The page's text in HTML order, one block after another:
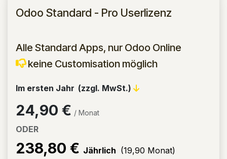
Odoo Standard - Pro Userlizenz
Alle Standard Apps, nur Odoo Online
keine Customisation möglich
Im ersten Jahr (zzgl. MwSt.)
24,90 € / Monat
ODER
238,80 € Jährlich (19,90 Monat)